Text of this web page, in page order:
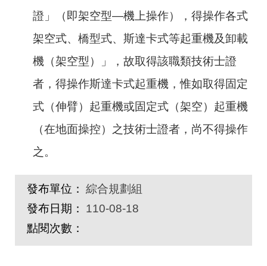
證」（即架空型—機上操作），得操作各式
架空式、橋型式、斯達卡式等起重機及卸載
機（架空型）」，故取得該職類技術士證
者，得操作斯達卡式起重機，惟如取得固定
式（伸臂）起重機或固定式（架空）起重機
（在地面操控）之技術士證者，尚不得操作
之。
發布單位： 綜合規劃組
發布日期：
110-08-18
點閱次數：